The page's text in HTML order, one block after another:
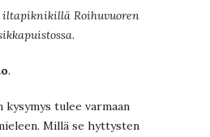
Roihuvuoren
.
kysymys tulee varmaan
Millä se hyttysten